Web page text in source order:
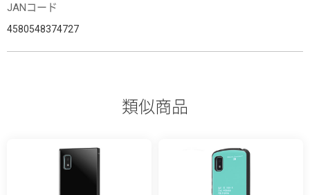
JANコード
4580548374727
類似商品